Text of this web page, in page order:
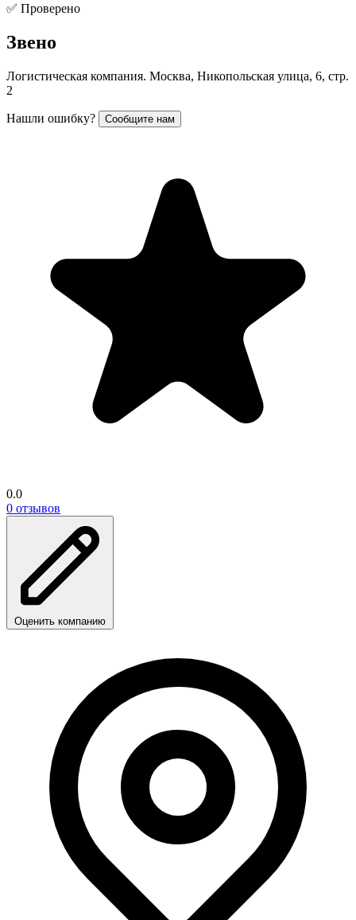
✅ Проверено
Звено
Логистическая компания. Москва, Никопольская улица, 6, стр.
2
Нашли ошибку? Сообщите нам
0.0
0 отзывов
Оценить компанию